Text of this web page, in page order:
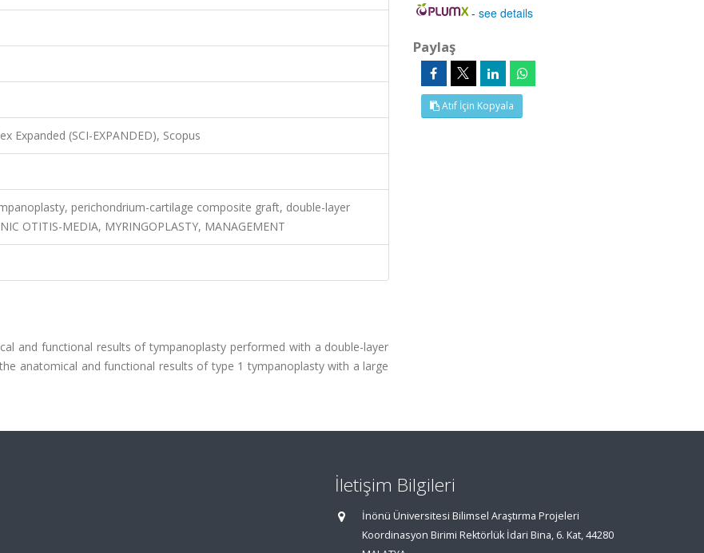
Expanded (SCI-EXPANDED), Scopus
perichondrium-cartilage composite graft, double-layer
OTITIS-MEDIA, MYRINGOPLASTY, MANAGEMENT
and functional results of tympanoplasty performed with a double-layer
anatomical and functional results of type 1 tympanoplasty with a large
-see details
Paylaş
Atıf İçin Kopyala
İletişim Bilgileri
İnönü Üniversitesi Bilimsel Araştırma Projeleri
Koordinasyon Birimi Rektörlük İdari Bina, 6. Kat, 44280